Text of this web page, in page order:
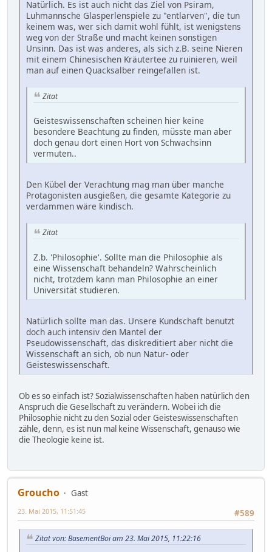
Natürlich. Es ist auch nicht das Ziel von Psiram,
Luhmannsche Glasperlenspiele zu "entlarven", die tun
keinem was, wer sich damit wohl fühlt, ist wenigstens
weg von der Straße und macht keinen sonstigen
Unsinn. Das ist was anderes, als sich z.B. seine Nieren
mit einem Chinesischen Kräutertee zu ruinieren, weil
man auf einen Quacksalber reingefallen ist.
Zitat
Geisteswissenschaften scheinen hier keine
besondere Beachtung zu finden, müsste man aber
doch genau dort einen Hort von Schwachsinn
vermuten..
Den Kübel der Verachtung mag man über manche
Protagonisten ausgießen, die gesamte Kategorie zu
verdammen wäre kindisch.
Zitat
Z.b. 'Philosophie'. Sollte man die Philosophie als
eine Wissenschaft behandeln? Wahrscheinlich
nicht, trotzdem kann man Philosophie an einer
Universität studieren.
Natürlich sollte man das. Unsere Kundschaft benutzt
doch auch intensiv den Mantel der
Pseudowissenschaft, das diskreditiert aber nicht die
Wissenschaft an sich, ob nun Natur- oder
Geisteswissenschaft.
Ob es so einfach ist? Sozialwissenschaften haben natürlich den
Anspruch die Gesellschaft zu verändern. Wobei ich die
Philosophie nicht zu den Sozial oder Geisteswissenschaften
zähle, denn, es ist nun mal keine Wissenschaft, genauso wie
die Theologie keine ist.
Groucho
Gast
#589
23. Mai 2015, 11:51:45
Zitat von: BasementBoi am 23. Mai 2015, 11:22:16